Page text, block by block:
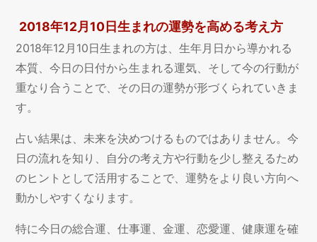
2018年12月10日生まれの運勢を高める考え方
2018年12月10日生まれの方は、生年月日から導かれる
本質、今日の日付から生まれる運気、そして今の行動が
重なり合うことで、その日の運勢が形づくられていきま
す。
占い結果は、未来を決めつけるものではありません。今
日の流れを知り、自分の考え方や行動を少し整えるため
のヒントとして活用することで、運勢をより良い方向へ
動かしやすくなります。
特に今日の総合運、仕事運、金運、恋愛運、健康運を確